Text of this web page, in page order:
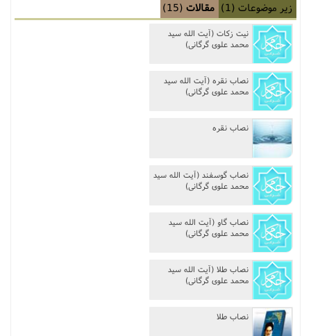
مناسک حج
عبادات
عقود
ایقاعات
احکام
اعتکاف
زندگی نامه مراجع تقلید
کتابخانه
زیر موضوعات (1) مقالات (15)
نیت زکات‌‌ (آیت الله سید
محمد علوی گرگانی)
نصاب نقره‌‌ (آیت الله سید
محمد علوی گرگانی)
نصاب نقره‌‌
نصاب گوسفند‌‌ (آیت الله سید
محمد علوی گرگانی)
نصاب گاو‌‌ (آیت الله سید
محمد علوی گرگانی)
نصاب طلا‌‌ (آیت الله سید
محمد علوی گرگانی)
نصاب طلا‌‌